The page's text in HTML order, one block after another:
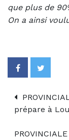
que plus de
On a ainsi
prépare à